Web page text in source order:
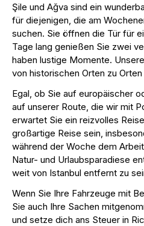
Şile und Ağva sind ein
für diejenigen, die am
suchen. Sie öffnen die Tür für
Tage lang genießen Sie zwei
haben lustige Momente.
von historischen Orten zu
Egal, ob Sie auf europäischer
auf unserer Route, die wir mit
erwartet Sie ein reizvolles
großartige Reise sein,
während der Woche dem
Natur- und Urlaubsparadiese
weit von Istanbul entfernt zu
Wenn Sie Ihre Fahrzeuge mit
Sie auch Ihre Sachen
und setze dich ans Steuer in